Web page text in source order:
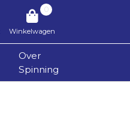
0
Winkelwagen
Over
Spinning